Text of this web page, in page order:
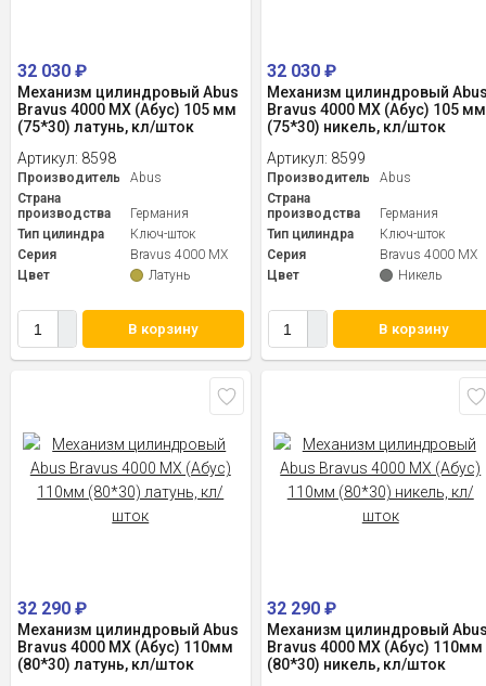
32 030 ₽
Механизм цилиндровый Abus
Bravus 4000 MX (Абус) 105 мм
(75*30) латунь, кл/шток
Артикул: 8598
Производитель
Abus
Страна
производства
Германия
Тип цилиндра
Ключ-шток
Серия
Bravus 4000 MX
Цвет
Латунь
В корзину
32 030₽
Механизм цилиндровый
Bravus 4000 MX (Абус) 105 мм
(75*30) никель, кл/шток
Артикул: 8599
Производитель
Abus
Страна
производства
Германия
Тип цилиндра
Ключ-шток
Серия
Bravus 4000 MX
Цвет
Никель
В корзину
32 290 ₽
Механизм цилиндровый Abus
Bravus 4000 MX (Абус) 110мм
(80*30) латунь, кл/шток
32 290₽
Механизм цилиндровый
Bravus 4000 MX (Абус) 110мм
(80*30) никель, кл/шток